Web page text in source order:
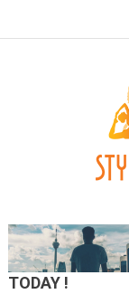
TODAY !